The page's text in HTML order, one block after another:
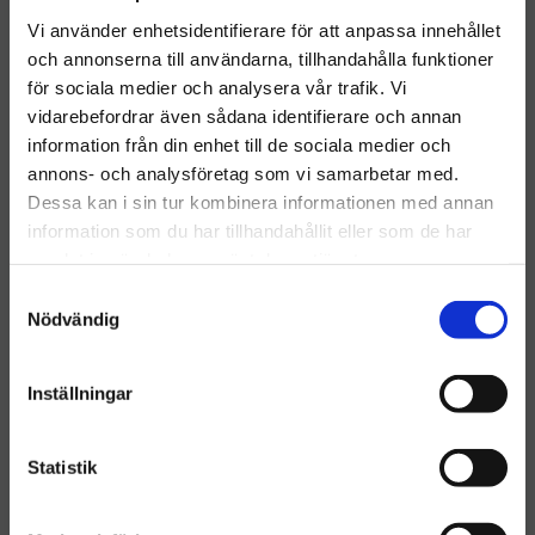
Vi använder enhetsidentifierare för att anpassa innehållet
och annonserna till användarna, tillhandahålla funktioner
för sociala medier och analysera vår trafik. Vi
vidarebefordrar även sådana identifierare och annan
information från din enhet till de sociala medier och
annons- och analysföretag som vi samarbetar med.
Dessa kan i sin tur kombinera informationen med annan
information som du har tillhandahållit eller som de har
Nödvändig
Inställningar
Statistik
Brabantia Avfallspåse
60L Bo (M)
Brabantia Avfallspåse 60L
Bo (M) är en stark och
att passa perfekt i
Brabantias Bo-avfallshinkar
märkta med kod M
56kr
Lägg till i önskelista
INFO
Brabantia Avfallspåse
30L (O)
Brabantia Avfallspåse 30L
(O) är en specialdesignad
passform till Brabantias 30-
litershinkar märkta med kod
59kr
Lägg
INFO
POPULÄR
Välkommen till hygieneleeds.se
Vill du handla som företag eller privatperson?
FÖRETAG
Priser visas inkl. moms